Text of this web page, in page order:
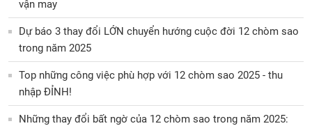
vận may
Dự báo 3 thay đổi LỚN chuyển hướng cuộc đời 12 chòm sao
trong năm 2025
Top những công việc phù hợp với 12 chòm sao 2025 - thu
nhập ĐỈNH!
Những thay đổi bất ngờ của 12 chòm sao trong năm 2025: